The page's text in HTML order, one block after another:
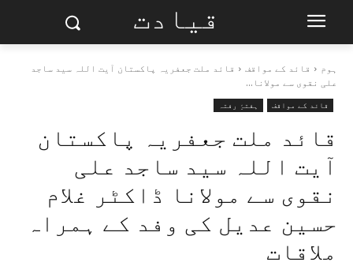
قیادت
ہوم قائد کے مواقف
قائد ملت جعفریہ پاکستان آیت اللہ سید ساجد
علی نقوی سے مولانا...
قائد کے مواقف ہفتۂِ رفتہ
قائد ملت جعفریہ پاکستان
آیت اللہ سید ساجد علی
نقوی سے مولانا ڈاکٹر غلام
حسین عدیل کی وفد کے ہمراہ
ملاقات